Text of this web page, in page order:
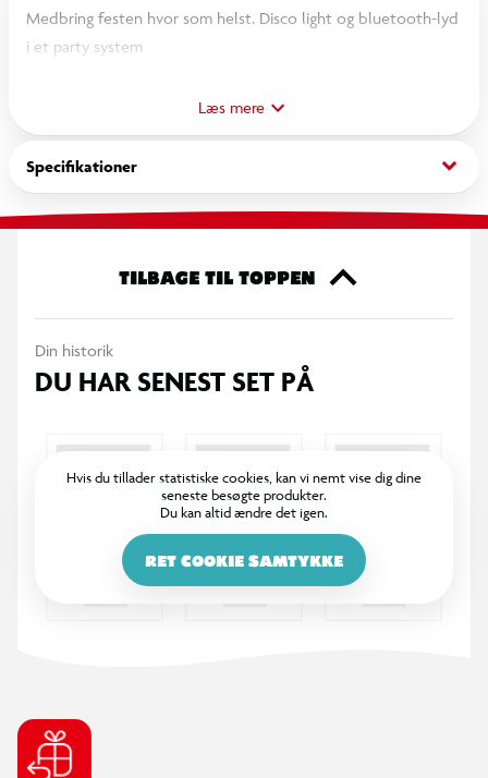
Medbring festen hvor som helst. Disco light og bluetooth-lyd
i et party system
40 watt pa og belysningssystem
Bluetooth audio streaming
Ez til parring med dine bærbare computere, smartphones og
tablets højttaler
2 mikrofonindgang med echo control med indbygget mixer
Op til 1-4 timers spilletid
Genopladeligt 1200 mah lithium-ion-polymerbatteri
USB-kabel medfølger til brug med din telefonoplader
2x mikrofon inkluderet
Nettovægt 0,9 kg
Læs mere
Specifikationer keyboard_arrow_down
TILBAGE TIL TOPPEN
Din historik
DU HAR SENEST SET PÅ
Hvis du tillader statistiske cookies, kan vi nemt vise dig dine
seneste besøgte produkter.
Du kan altid ændre det igen.
RET COOKIE SAMTYKKE